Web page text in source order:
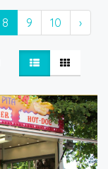
8 9 10 ›